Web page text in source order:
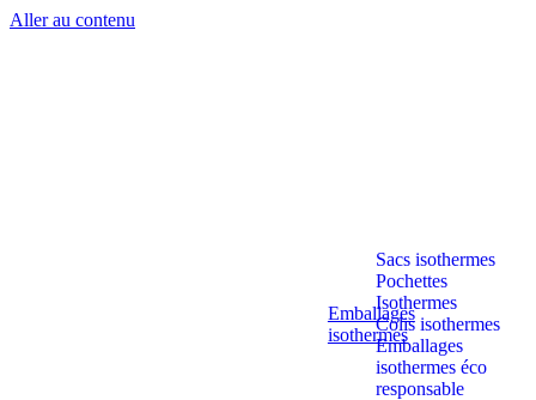
Aller au contenu
Emballages
isothermes
Sacs isothermes
Pochettes
Isothermes
Colis isothermes
Emballages
isothermes éco
responsable